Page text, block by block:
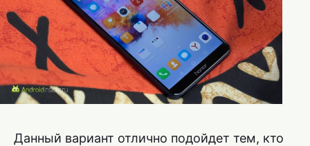
Данный вариант отлично подойдет тем, кто